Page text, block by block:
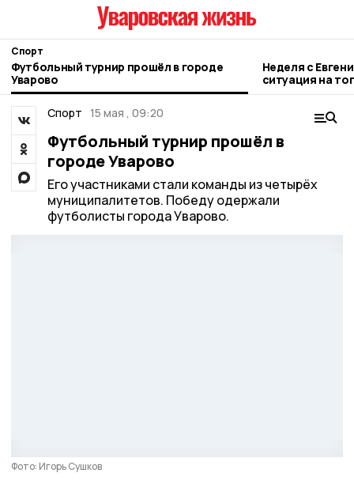
Спорт
Футбольный турнир прошёл в городе
Уварово
Неделя с
ситуация на
городе и
Спорт 15 мая , 09:20
Футбольный турнир прошёл в
городе Уварово
Его участниками стали команды из четырёх
муниципалитетов. Победу одержали
футболисты города Уварово.
Фото: Игорь Сушков